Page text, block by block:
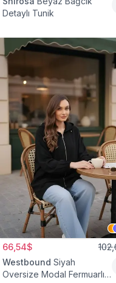
Detaylı Tunik
66,54$
Westbound Siyah
Oversize Modal Fermuarlı